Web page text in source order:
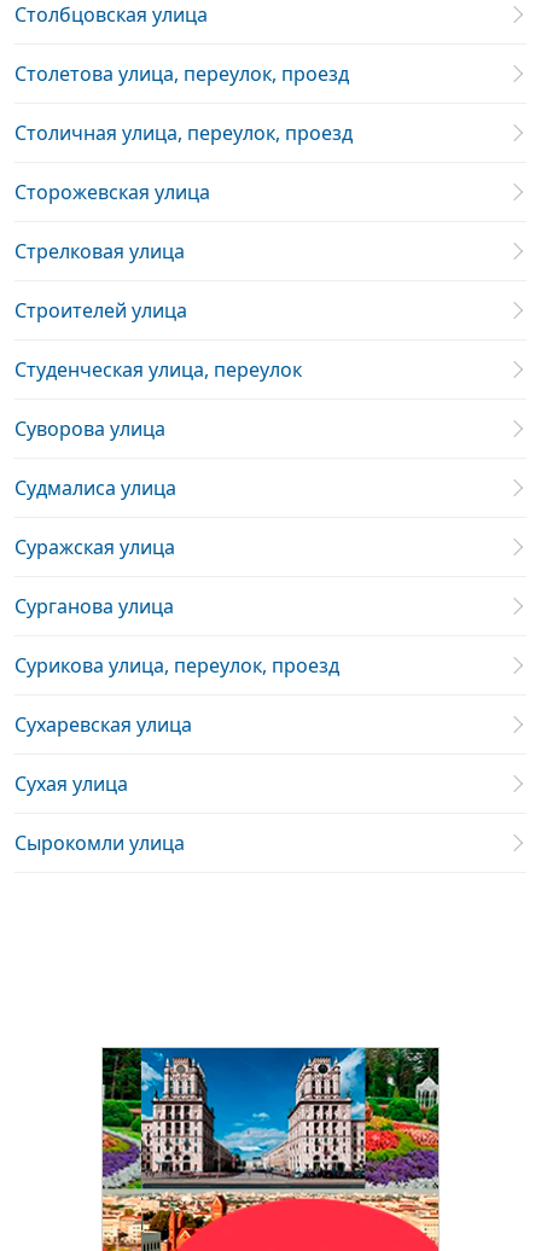
Столбцовская улица
Столетова улица, переулок, проезд
Столичная улица, переулок, проезд
Сторожевская улица
Стрелковая улица
Строителей улица
Студенческая улица, переулок
Суворова улица
Судмалиса улица
Суражская улица
Сурганова улица
Сурикова улица, переулок, проезд
Сухаревская улица
Сухая улица
Сырокомли улица